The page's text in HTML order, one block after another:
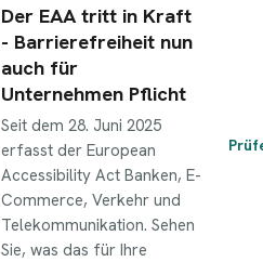
Der EAA tritt in Kraft
- Barrierefreiheit nun
auch für
Unternehmen Pflicht
Seit dem 28. Juni 2025
erfasst der European
Accessibility Act Banken, E-
Commerce, Verkehr und
Telekommunikation. Sehen
Sie, was das für Ihre